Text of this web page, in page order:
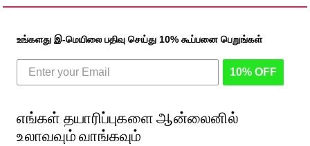
உங்களது இ-மெயிலை பதிவு செய்து 10% கூப்பனை பெறுங்கள்
10% OFF
எங்கள் தயாரிப்புகளை ஆன்லைனில்
உலாவவும் வாங்கவும்